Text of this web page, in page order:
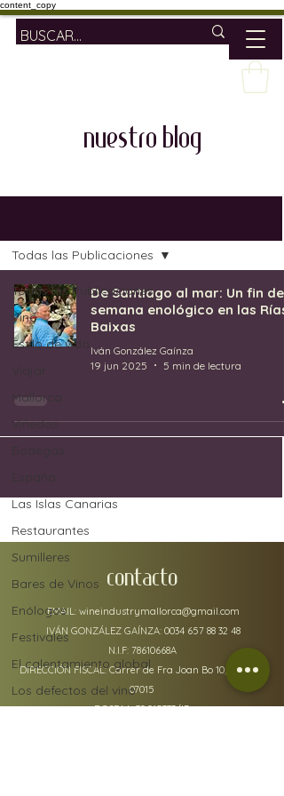
content_copy
nuestro blog
Todas las Publicaciones
Vino
Estilo de vida
Mallorca
Viñedos
Las Islas Canarias
Restaurantes
Sumilleres
Bares de Vinos
Enólogos
Festivales
El calentamiento global
Los defectos del vino
Todas las Publicaciones
De Santiago al mar: Un fin de
semana enológico en las Rías
Baixas
Iván González Gaínza
19 jun 2025
5 min de lectura
CONTACTO
EMAIL: wineindustrymallorca@gmail.com
IVÁN GONZÁLEZ GAÍNZA: 0034 657 88 32 48
N.I.F: 78610668A
DIRECCIÓN FISCAL: Carrer de Fra Joan Bo 10, Gènova
07015
RGSEAA:30.015333/IB